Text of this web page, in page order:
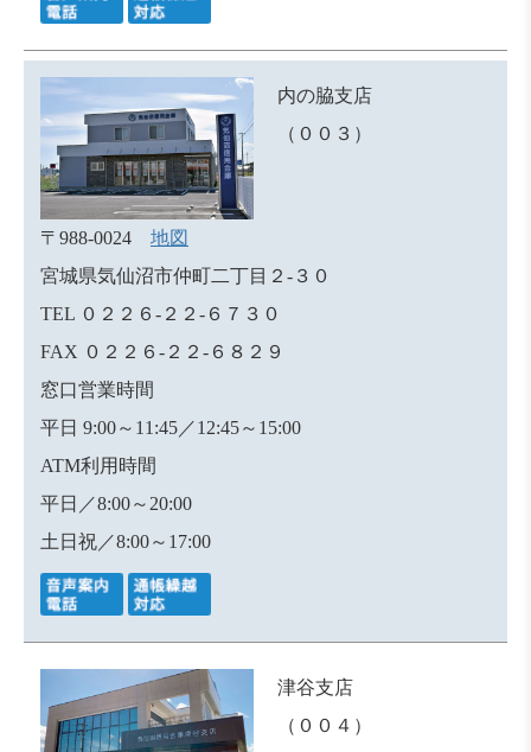
内の脇支店
（００３）
〒988-0024 地図
宮城県気仙沼市仲町二丁目２-３０
TEL ０２２６-２２-６７３０
FAX ０２２６-２２-６８２９
窓口営業時間
平日 9:00～11:45／12:45～15:00
ATM利用時間
平日／8:00～20:00
土日祝／8:00～17:00
津谷支店
（００４）